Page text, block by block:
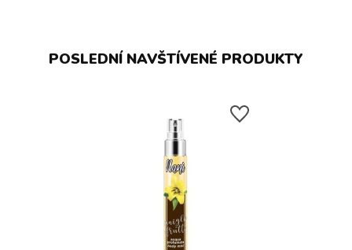
POSLEDNÍ NAVŠTÍVENÉ PRODUKTY